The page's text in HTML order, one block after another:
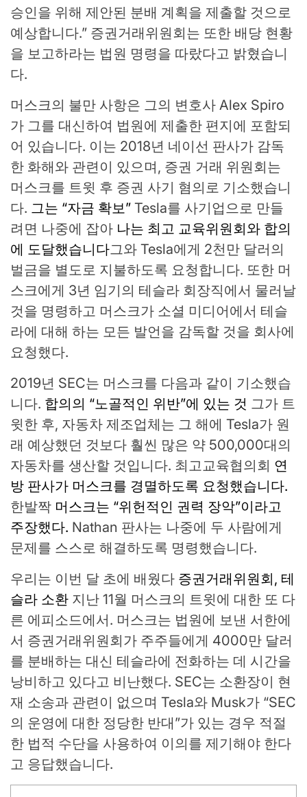
승인을 위해 제안된 분배 계획을 제출할 것으로
예상합니다.” 증권거래위원회는 또한 배당 현황
을 보고하라는 법원 명령을 따랐다고 밝혔습니
다.
머스크의 불만 사항은 그의 변호사 Alex Spiro
가 그를 대신하여 법원에 제출한 편지에 포함되
어 있습니다. 이는 2018년 네이선 판사가 감독
한 화해와 관련이 있으며, 증권 거래 위원회는
머스크를 트윗 후 증권 사기 혐의로 기소했습니
다. 그는 “자금 확보” Tesla를 사기업으로 만들
려면 나중에 잡아 나는 최고 교육위원회와 합의
에 도달했습니다그와 Tesla에게 2천만 달러의
벌금을 별도로 지불하도록 요청합니다. 또한 머
스크에게 3년 임기의 테슬라 회장직에서 물러날
것을 명령하고 머스크가 소셜 미디어에서 테슬
라에 대해 하는 모든 발언을 감독할 것을 회사에
요청했다.
2019년 SEC는 머스크를 다음과 같이 기소했습
니다. 합의의 “노골적인 위반”에 있는 것 그가 트
윗한 후, 자동차 제조업체는 그 해에 Tesla가 원
래 예상했던 것보다 훨씬 많은 약 500,000대의
자동차를 생산할 것입니다. 최고교육협의회 연
방 판사가 머스크를 경멸하도록 요청했습니다.
한발짝 머스크는 “위헌적인 권력 장악”이라고
주장했다. Nathan 판사는 나중에 두 사람에게
문제를 스스로 해결하도록 명령했습니다.
우리는 이번 달 초에 배웠다 증권거래위원회, 테
슬라 소환 지난 11월 머스크의 트윗에 대한 또 다
른 에피소드에서. 머스크는 법원에 보낸 서한에
서 증권거래위원회가 주주들에게 4000만 달러
를 분배하는 대신 테슬라에 전화하는 데 시간을
낭비하고 있다고 비난했다. SEC는 소환장이 현
재 소송과 관련이 없으며 Tesla와 Musk가 “SEC
의 운영에 대한 정당한 반대”가 있는 경우 적절
한 법적 수단을 사용하여 이의를 제기해야 한다
고 응답했습니다.